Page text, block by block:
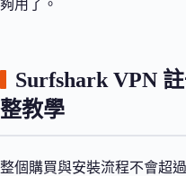
夠用了。
Surfshark VPN
整教學
整個購買與安裝流程不會超